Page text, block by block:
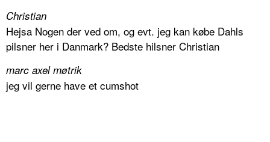
Christian
Hejsa Nogen der ved om, og evt. jeg kan købe Dahls
pilsner her i Danmark? Bedste hilsner Christian
marc axel møtrik
jeg vil gerne have et cumshot